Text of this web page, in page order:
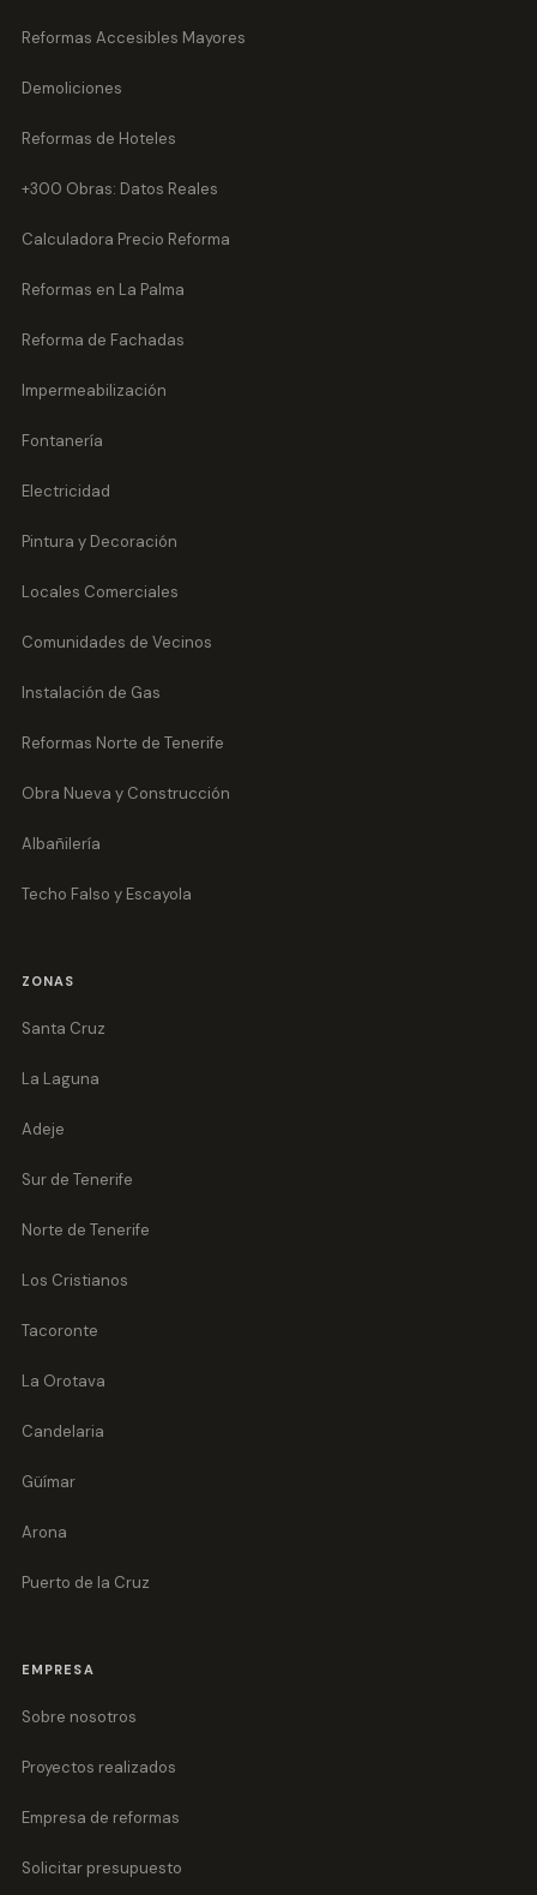
Reformas Accesibles Mayores
Demoliciones
Reformas de Hoteles
+300 Obras: Datos Reales
Calculadora Precio Reforma
Reformas en La Palma
Reforma de Fachadas
Impermeabilización
Fontanería
Electricidad
Pintura y Decoración
Locales Comerciales
Comunidades de Vecinos
Instalación de Gas
Reformas Norte de Tenerife
Obra Nueva y Construcción
Albañilería
Techo Falso y Escayola
ZONAS
Santa Cruz
La Laguna
Adeje
Sur de Tenerife
Norte de Tenerife
Los Cristianos
Tacoronte
La Orotava
Candelaria
Güímar
Arona
Puerto de la Cruz
EMPRESA
Sobre nosotros
Proyectos realizados
Empresa de reformas
Solicitar presupuesto